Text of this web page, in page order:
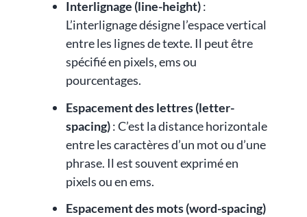
Interlignage (line-height):
L’interlignage désigne l’espace vertical
entre les lignes de texte. Il peut être
spécifié en pixels, ems ou
pourcentages.
Espacement des lettres (letter-
spacing): C’est la distance horizontale
entre les caractères d’un mot ou d’une
phrase. Il est souvent exprimé en
pixels ou en ems.
Espacement des mots (word-spacing)